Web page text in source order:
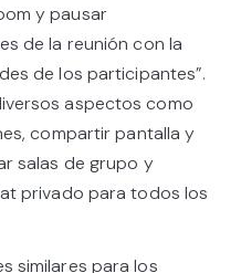
y pausar
de la reunión con la
de los participantes”.
aspectos como
compartir pantalla y
salas de grupo y
privado para todos los
similares para los